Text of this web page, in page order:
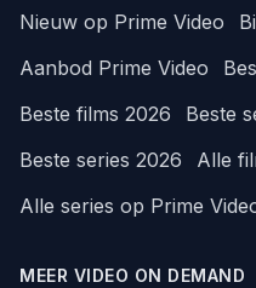
Nieuw op Prime Video
Aanbod Prime Video
Beste films 2026
Beste
Beste series 2026
Alle
Alle series op Prime
MEER VIDEO ON DEMAND